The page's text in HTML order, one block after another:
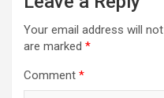
Your email address will
are marked *
Comment *